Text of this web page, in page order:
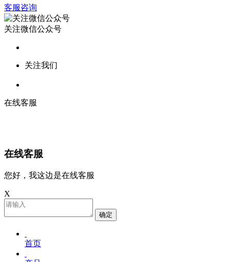
客服咨询
关注微信公众号
关注我们
在线客服
在线客服
您好，我这边是在线客服
X
确定
首页